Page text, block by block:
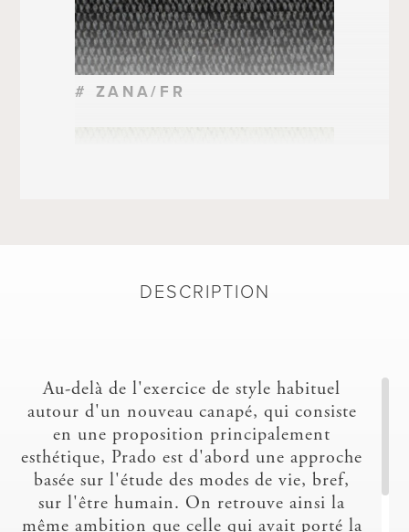
# ZANA/FR
ACATE
ALCANTARA - A
DESCRIPTION
Au-delà de l'exercice de style habituel
autour d'un nouveau canapé, qui consiste
en une proposition principalement
esthétique, Prado est d'abord une approche
basée sur l'étude des modes de vie, bref,
sur l'être humain. On retrouve ainsi la
même ambition que celle qui avait porté la